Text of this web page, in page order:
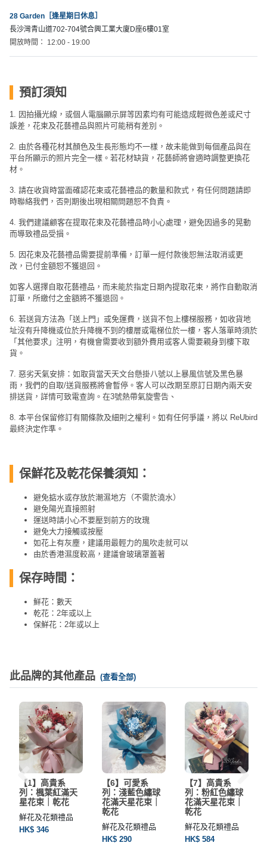
28 Garden［逢星期日休息］
長沙灣青山道702-704號合興工業大廈D座6樓01室
開放時間： 12:00 - 19:00
預訂須知
1. 因拍攝光線，或個人電腦顯示屏等因素均有可能造成輕微色差或尺寸
誤差，花束及花藝禮品與照片可能稍有差別。
2. 由於各種花材其顏色及生長形態均不一樣，故未能做到每個產品與在
平台所顯示的照片完全一樣。若花材缺貨，花藝師將會適時調整更換花
材。
3. 請在收貨時當面確認花束或花藝禮品的數量和款式，有任何問題請即
時聯絡我們，否則期後出現相關問題恕不負責。
4. 我們建議顧客在提取花束及花藝禮品時小心處理，避免因過多的晃動
而導致禮品受損。
5. 因花束及花藝禮品需要提前準備，訂單一經付款後恕無法取消或更
改，已付金額恕不獲退回。
如客人選擇自取花藝禮品，而未能於指定日期內提取花束，將作自動取消
訂單，所繳付之金額將不獲退回。
6. 若送貨方法為「送上門」或免運費，送貨不包上樓梯服務，如收貨地
址沒有升降機或位於升降機不到的樓層或電梯位於一樓，客人落單時須於
「其他要求」注明，有機會需要收到額外費用或客人需要親身到樓下取
貨。
7. 惡劣天氣安排：如取貨當天天文台懸掛八號以上暴風信號及黑色暴
雨，我們的自取/送貨服務將會暫停。客人可以改期至原訂日期內兩天安
排送貨，詳情可致電查詢。在3號熱帶氣旋警告、
8. 本平台保留修訂有關條款及細則之權利。如有任何爭議，將以 ReUbird
最終決定作準。
保鮮花及乾花保養須知：
避免掂水或存放於潮濕地方（不需於澆水）
避免陽光直接照射
運送時請小心不要壓到前方的玫瑰
避免大力接觸或按壓
如花上有灰塵，建議用最輕力的風吹走就可以
由於香港濕度較高，建議會玻璃罩蓋著
保存時間：
鮮花：數天
乾花：2年或以上
保鮮花：2年或以上
此品牌的其他產品 (查看全部)
【1】高貴系
列：楓葉紅滿天
星花束｜乾花
鮮花及花類禮品
HK$ 346
【6】可愛系
列：淺藍色繡球
花滿天星花束｜
乾花
鮮花及花類禮品
HK$ 290
【7】高貴系
列：粉紅色繡球
花滿天星花束｜
乾花
鮮花及花類禮品
HK$ 584